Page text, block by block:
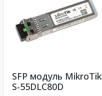
SFP модуль MikroTik
S-55DLC80D